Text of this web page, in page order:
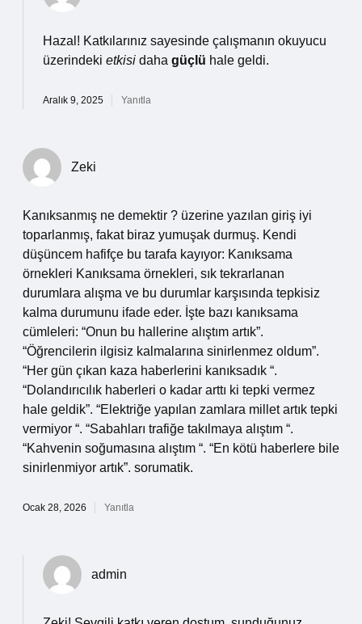
Hazal! Katkılarınız sayesinde çalışmanın okuyucu
üzerindeki etkisi daha güçlü hale geldi.
Aralık 9, 2025 Yanıtla
Zeki
Kanıksanmış ne demektir ? üzerine yazılan giriş iyi
toparlanmış, fakat biraz yumuşak durmuş. Kendi
düşüncem hafifçe bu tarafa kayıyor: Kanıksama
örnekleri Kanıksama örnekleri, sık tekrarlanan
durumlara alışma ve bu durumlar karşısında tepkisiz
kalma durumunu ifade eder. İşte bazı kanıksama
cümleleri: “Onun bu hallerine alıştım artık”.
“Öğrencilerin ilgisiz kalmalarına sinirlenmez oldum”.
“Her gün çıkan kaza haberlerini kanıksadık “.
“Dolandırıcılık haberleri o kadar arttı ki tepki vermez
hale geldik”. “Elektriğe yapılan zamlara millet artık tepki
vermiyor “. “Sabahları trafiğe takılmaya alıştım “.
“Kahvenin soğumasına alıştım “. “En kötü haberlere bile
sinirlenmiyor artık”. sorumatik.
Ocak 28, 2026 Yanıtla
admin